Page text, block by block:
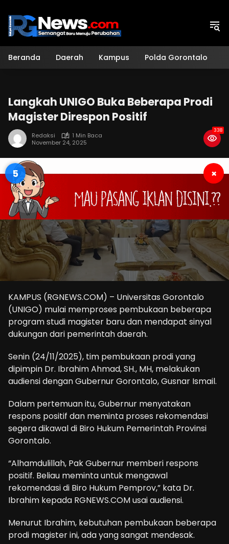
konten
Beranda Daerah Kampus Polda Gorontalo
Langkah UNIGO Buka Beberapa Prodi
Magister Direspon Positif
Redaksi
1 Min Baca
November 24, 2025
338
4 ×
KAMPUS (RGNEWS.COM) – Universitas Gorontalo
(UNIGO) mulai memproses pembukaan beberapa
program studi magister baru dan mendapat sinyal
dukungan dari pemerintah daerah.
Senin (24/11/2025), tim pembukaan prodi yang
dipimpin Dr. Ibrahim Ahmad, SH., MH, melakukan
audiensi dengan Gubernur Gorontalo, Gusnar Ismail.
Dalam pertemuan itu, Gubernur menyatakan
respons positif dan meminta proses rekomendasi
segera dikawal di Biro Hukum Pemerintah Provinsi
Gorontalo.
“Alhamdulillah, Pak Gubernur memberi respons
positif. Beliau meminta untuk mengawal
rekomendasi di Biro Hukum Pemprov,” kata Dr.
Ibrahim kepada RGNEWS.COM usai audiensi.
Menurut Ibrahim, kebutuhan pembukaan beberapa
prodi magister ini, ada yang sangat mendesak.